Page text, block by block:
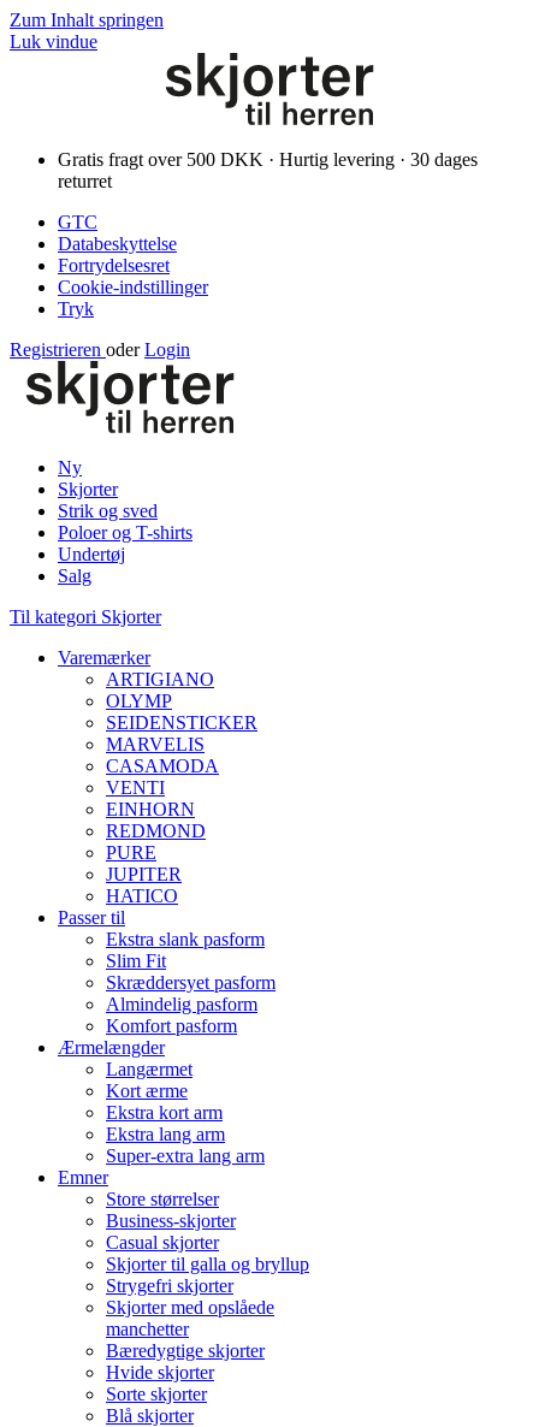
Zum Inhalt springen
Luk vindue
Gratis fragt over 500 DKK · Hurtig levering · 30 dages
returret
GTC
Databeskyttelse
Fortrydelsesret
Cookie-indstillinger
Tryk
Registrieren oder Login
Ny
Skjorter
Strik og sved
Poloer og T-shirts
Undertøj
Salg
Til kategori Skjorter
Varemærker
ARTIGIANO
OLYMP
SEIDENSTICKER
MARVELIS
CASAMODA
VENTI
EINHORN
REDMOND
PURE
JUPITER
HATICO
Passer til
Ekstra slank pasform
Slim Fit
Skræddersyet pasform
Almindelig pasform
Komfort pasform
Ærmelængder
Langærmet
Kort ærme
Ekstra kort arm
Ekstra lang arm
Super-extra lang arm
Emner
Store størrelser
Business-skjorter
Casual skjorter
Skjorter til galla og bryllup
Strygefri skjorter
Skjorter med opslåede
manchetter
Bæredygtige skjorter
Hvide skjorter
Sorte skjorter
Blå skjorter